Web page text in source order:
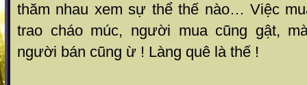
thăm nhau xem sự thể thế nào… Việc
trao cháo múc, người mua cũng gật,
người bán cũng ừ ! Làng quê là thế !